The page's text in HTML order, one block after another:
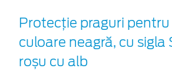
Protecţie praguri pentru
culoare neagră, cu sigla
roșu cu alb